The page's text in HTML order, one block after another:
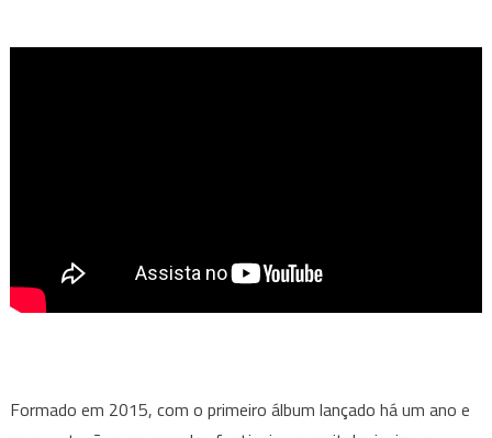
Formado em 2015, com o primeiro álbum lançado há um ano e